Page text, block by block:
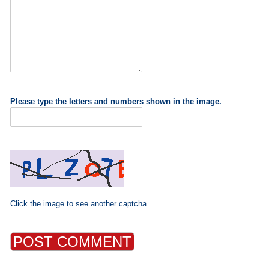
Please type the letters and numbers shown in the image.
Click the image to see another captcha.